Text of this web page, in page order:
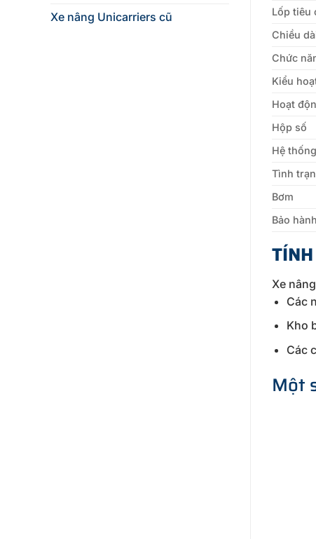
Xe nâng Unicarriers cũ
Lốp tiêu
Chiều
Chức
Kiểu
Hoạt
Hộp số
Hệ
Tình
Bơm
Bảo hành
Xe
Các
Kho
Các
Một